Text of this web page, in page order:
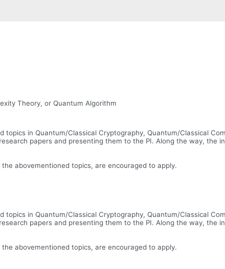
Theory, or Quantum Algorithm
in Quantum/Classical Cryptography, Quantum/Classical
papers and presenting them to the PI. Along the way, the
abovementioned topics, are encouraged to apply.
in Quantum/Classical Cryptography, Quantum/Classical
papers and presenting them to the PI. Along the way, the
abovementioned topics, are encouraged to apply.